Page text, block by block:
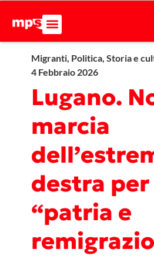
Migranti, Politica, Storia e
4 Febbraio 2026
Lugano.
marcia
destra per
“patria e